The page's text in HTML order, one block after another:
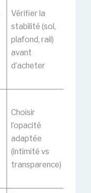
Vérifier la
stabilité (sol,
plafond, rail)
avant
d’acheter
Choisir
l’opacité
adaptée
(intimité vs
transparence)